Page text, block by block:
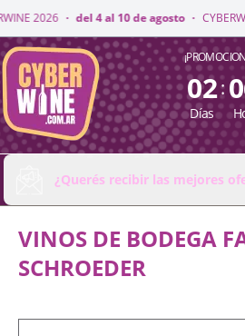
2026 · del 4 al 10 de agosto ·
CyberWine
02
Días
:
¿Querés recibir las mejores
VINOS DE BODEGA
SCHROEDER